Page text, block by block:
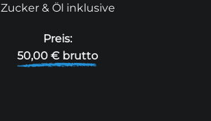
Zucker & Öl inklusive
Preis:
50,00 € brutto